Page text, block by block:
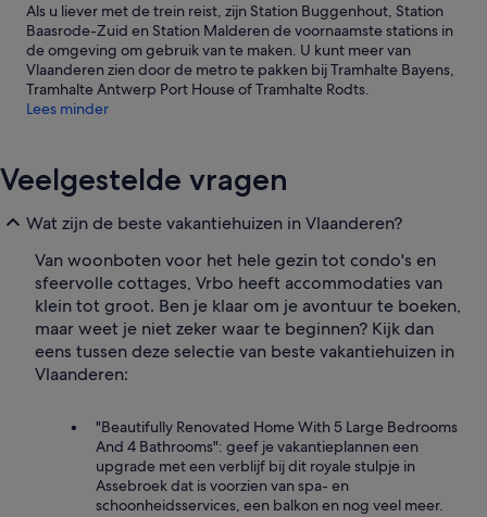
Als u liever met de trein reist, zijn Station Buggenhout, Station
Baasrode-Zuid en Station Malderen de voornaamste stations in
de omgeving om gebruik van te maken. U kunt meer van
Vlaanderen zien door de metro te pakken bij Tramhalte Bayens,
Tramhalte Antwerp Port House of Tramhalte Rodts.
Lees minder
Veelgestelde vragen
Wat zijn de beste vakantiehuizen in Vlaanderen?
Van woonboten voor het hele gezin tot condo's en
sfeervolle cottages, Vrbo heeft accommodaties van
klein tot groot. Ben je klaar om je avontuur te boeken,
maar weet je niet zeker waar te beginnen? Kijk dan
eens tussen deze selectie van beste vakantiehuizen in
Vlaanderen:
"Beautifully Renovated Home With 5 Large Bedrooms
And 4 Bathrooms": geef je vakantieplannen een
upgrade met een verblijf bij dit royale stulpje in
Assebroek dat is voorzien van spa- en
schoonheidsservices, een balkon en nog veel meer.